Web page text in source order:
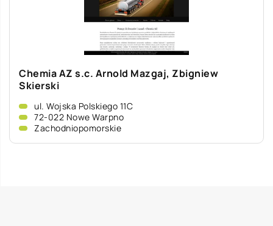
Chemia AZ s.c. Arnold Mazgaj, Zbigniew
Skierski
ul. Wojska Polskiego 11C
72-022 Nowe Warpno
Zachodniopomorskie